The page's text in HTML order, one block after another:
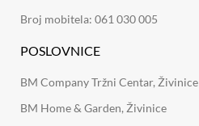
Broj mobitela: 061 030 005
POSLOVNICE
BM Company Tržni Centar, Živinice
BM Home & Garden, Živinice